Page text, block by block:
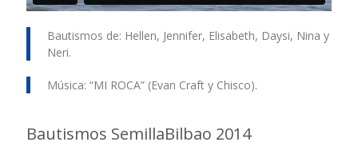
Bautismos de: Hellen, Jennifer, Elisabeth, Daysi, Nina y
Neri.
Música: “MI ROCA” (Evan Craft y Chisco).
Bautismos SemillaBilbao 2014